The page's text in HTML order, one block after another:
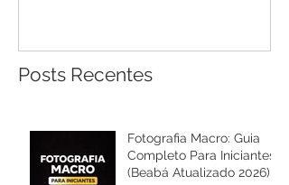
Posts Recentes
Fotografia Macro: Guia
Completo Para Iniciantes
(Beabá Atualizado 2026)